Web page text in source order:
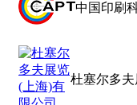
中国印刷
杜塞尔多夫